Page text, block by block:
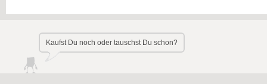
Kaufst Du noch oder tauschst Du schon?